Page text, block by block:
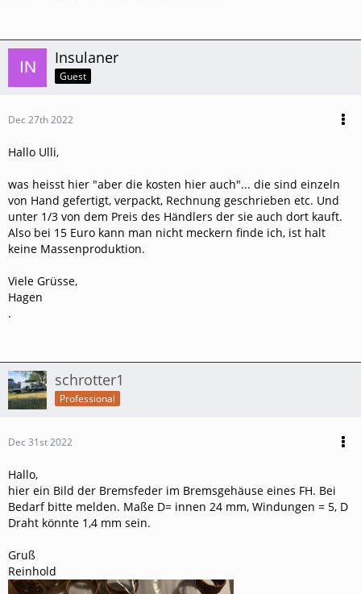
Insulaner
Guest
Dec 27th 2022
Hallo Ulli,
was heisst hier "aber die kosten hier auch"... die sind einzeln
von Hand gefertigt, verpackt, Rechnung geschrieben etc. Und
unter 1/3 von dem Preis des Händlers der sie auch dort kauft.
Also bei 15 Euro kann man nicht meckern finde ich, ist halt
keine Massenproduktion.
Viele Grüsse,
Hagen
.
schrotter1
Professional
Dec 31st 2022
Hallo,
hier ein Bild der Bremsfeder im Bremsgehäuse eines FH. Bei
Bedarf bitte melden. Maße D= innen 24 mm, Windungen = 5, D
Draht könnte 1,4 mm sein.
Gruß
Reinhold